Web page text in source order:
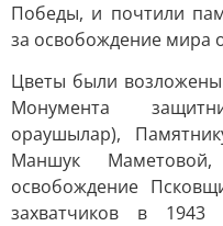
Победы, и почтили
за освобождение мира
Цветы были
Монумента
ораушылар),
Маншук
освобождение
захватчиков в 1943